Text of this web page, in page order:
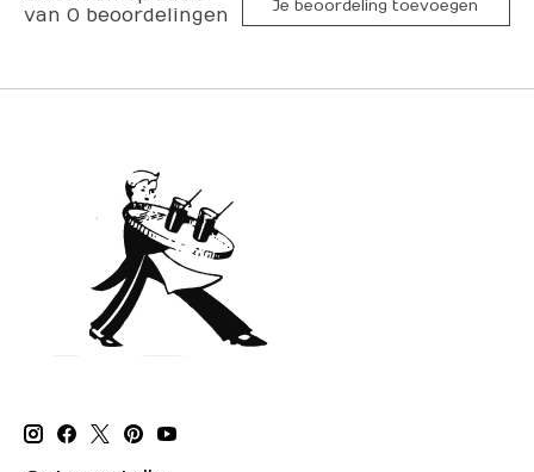
van 0 beoordelingen Je beoordeling toevoegen